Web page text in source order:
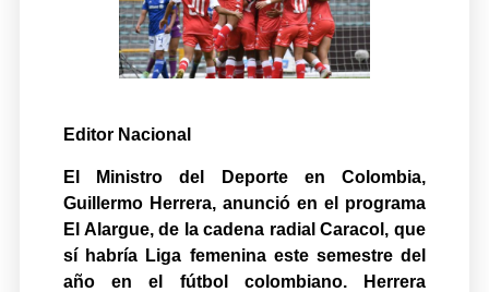
Editor Nacional
El Ministro del Deporte en Colombia,
Guillermo Herrera, anunció en el programa
El Alargue, de la cadena radial Caracol, que
sí habría Liga femenina este semestre del
año en el fútbol colombiano. Herrera